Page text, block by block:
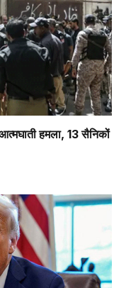
हमला, 13 सैनिकों